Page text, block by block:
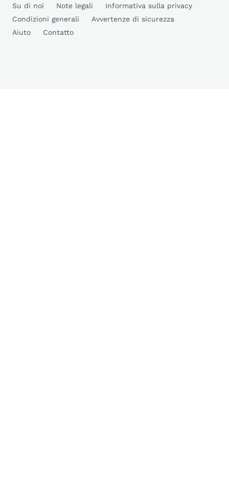
Su di noi Note legali
Informativa sulla privacy
Condizioni generali
Avvertenze di sicurezza
Aiuto
Contatto